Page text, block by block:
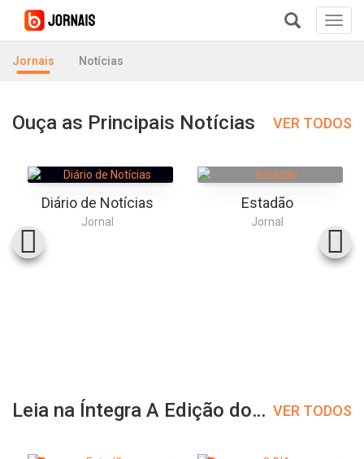
Jornais
Notícias
Ouça as Principais Notícias VER TODOS
Diário de Notícias
Jornal
Estadão
Jornal
Leia na Íntegra A Edição do Dia VER TODOS